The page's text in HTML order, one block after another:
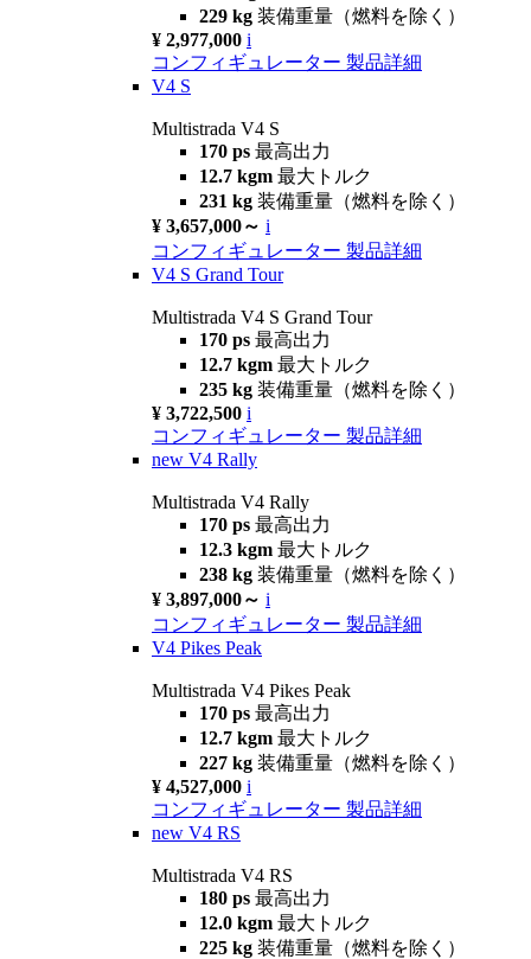
229 kg 装備重量（燃料を除く）
¥ 2,977,000 i
コンフィギュレーター 製品詳細
V4 S
Multistrada V4 S
170 ps 最高出力
12.7 kgm 最大トルク
231 kg 装備重量（燃料を除く）
¥ 3,657,000～ i
コンフィギュレーター 製品詳細
V4 S Grand Tour
Multistrada V4 S Grand Tour
170 ps 最高出力
12.7 kgm 最大トルク
235 kg 装備重量（燃料を除く）
¥ 3,722,500 i
コンフィギュレーター 製品詳細
new V4 Rally
Multistrada V4 Rally
170 ps 最高出力
12.3 kgm 最大トルク
238 kg 装備重量（燃料を除く）
¥ 3,897,000～ i
コンフィギュレーター 製品詳細
V4 Pikes Peak
Multistrada V4 Pikes Peak
170 ps 最高出力
12.7 kgm 最大トルク
227 kg 装備重量（燃料を除く）
¥ 4,527,000 i
コンフィギュレーター 製品詳細
new V4 RS
Multistrada V4 RS
180 ps 最高出力
12.0 kgm 最大トルク
225 kg 装備重量（燃料を除く）